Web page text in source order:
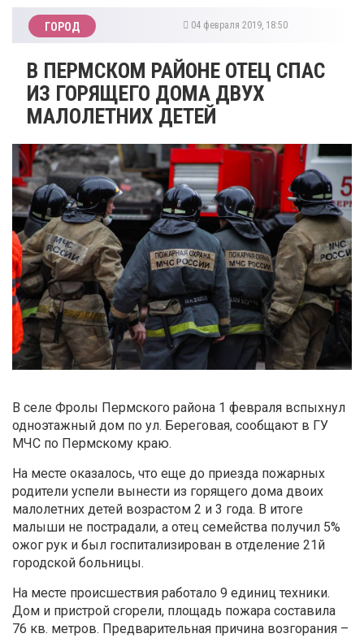
ГОРОД 04 февраля 2019, 18:50
​В ПЕРМСКОМ РАЙОНЕ ОТЕЦ СПАС
ИЗ ГОРЯЩЕГО ДОМА ДВУХ
МАЛОЛЕТНИХ ДЕТЕЙ
В селе Фролы Пермского района 1 февраля вспыхнул
одноэтажный дом по ул. Береговая, сообщают в ГУ
МЧС по Пермскому краю.
На месте оказалось, что еще до приезда пожарных
родители успели вынести из горящего дома двоих
малолетних детей возрастом 2 и 3 года. В итоге
малыши не пострадали, а отец семейства получил 5%
ожог рук и был госпитализирован в отделение 21й
городской больницы.
На месте происшествия работало 9 единиц техники.
Дом и пристрой сгорели, площадь пожара составила
76 кв. метров. Предварительная причина возгорания –